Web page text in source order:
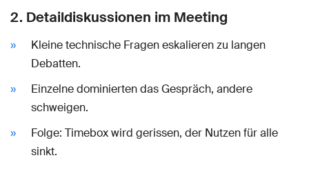
2. Detaildiskussionen im Meeting
Kleine technische Fragen eskalieren zu langen
Debatten.
Einzelne dominierten das Gespräch, andere
schweigen.
Folge: Timebox wird gerissen, der Nutzen für alle
sinkt.